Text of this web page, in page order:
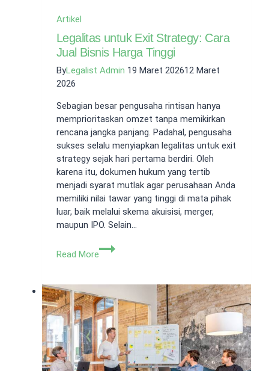
Artikel
Legalitas untuk Exit Strategy: Cara
Jual Bisnis Harga Tinggi
ByLegalist Admin 19 Maret 202612 Maret
2026
Sebagian besar pengusaha rintisan hanya
memprioritaskan omzet tanpa memikirkan
rencana jangka panjang. Padahal, pengusaha
sukses selalu menyiapkan legalitas untuk exit
strategy sejak hari pertama berdiri. Oleh
karena itu, dokumen hukum yang tertib
menjadi syarat mutlak agar perusahaan Anda
memiliki nilai tawar yang tinggi di mata pihak
luar, baik melalui skema akuisisi, merger,
maupun IPO. Selain…
Read More
Legalitas
Strategy:
Cara
Jual
Bisnis
Harga
Tinggi